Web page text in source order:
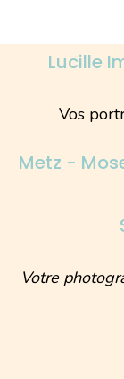
Lucille
Vos
Metz -
Votre